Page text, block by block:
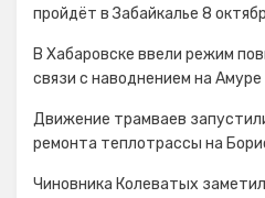
пройдёт в Забайкалье 8
В Хабаровске ввели режим
связи с наводнением на Амуре
Движение трамваев
ремонта теплотрассы на
Чиновника Колеватых